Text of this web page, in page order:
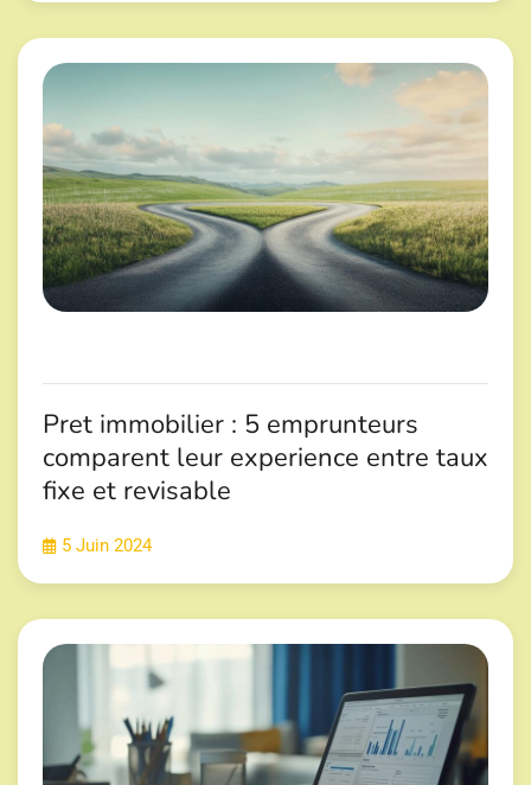
Pret immobilier : 5 emprunteurs
comparent leur experience entre taux
fixe et revisable
5 Juin 2024